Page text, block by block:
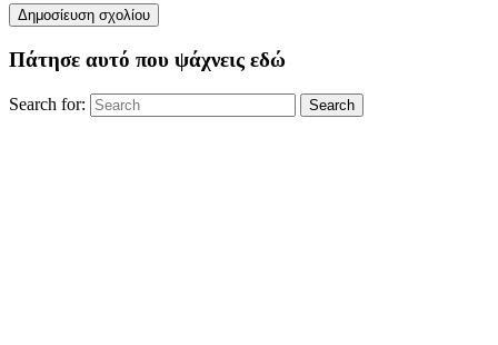
Πάτησε αυτό που ψάχνεις εδώ
Search for: Search